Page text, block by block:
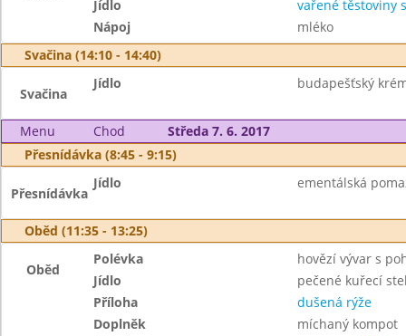
Jídlo
vařené těstoviny
Nápoj
mléko
Svačina (14:10 - 14:40)
Svačina
Jídlo budapešťský
Menu Chod
Středa 7. 6. 2017
Přesnídávka (8:45 - 9:15)
Přesnídávka
Jídlo ementálská
Oběd (11:35 - 13:25)
Oběd
Polévka
hovězí vývar s
Jídlo
pečené kuřecí
Příloha
dušená rýže
Doplněk
míchaný kompot